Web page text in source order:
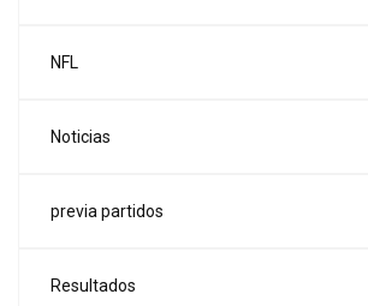
NFL
Noticias
previa partidos
Resultados